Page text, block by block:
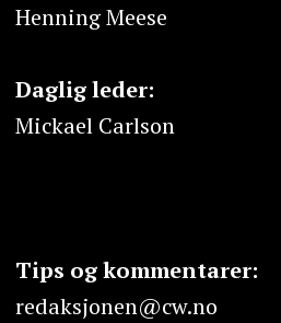
Henning Meese
Daglig leder:
Mickael Carlson
Tips og kommentarer:
redaksjonen@cw.no